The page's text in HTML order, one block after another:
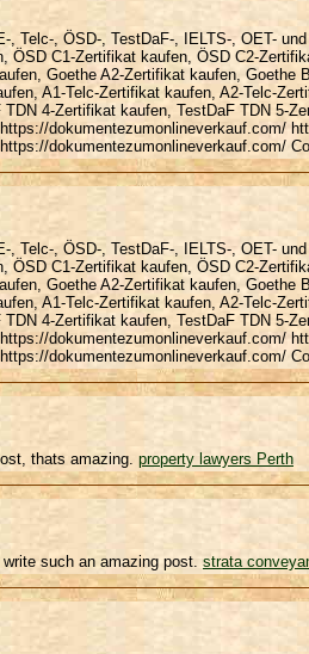
, Telc-, ÖSD-, TestDaF-, IELTS-, OET-
ÖSD C1-Zertifikat kaufen, ÖSD C2-
Goethe A2-Zertifikat kaufen,
A1-Telc-Zertifikat kaufen, A2-Telc-
4-Zertifikat kaufen, TestDaF TDN 5-
dokumentezumonlineverkauf.com/
dokumentezumonlineverkauf.com/
, Telc-, ÖSD-, TestDaF-, IELTS-, OET-
ÖSD C1-Zertifikat kaufen, ÖSD C2-
Goethe A2-Zertifikat kaufen,
A1-Telc-Zertifikat kaufen, A2-Telc-
4-Zertifikat kaufen, TestDaF TDN 5-
dokumentezumonlineverkauf.com/
dokumentezumonlineverkauf.com/
thats amazing. property lawyers Perth
such an amazing post. strata